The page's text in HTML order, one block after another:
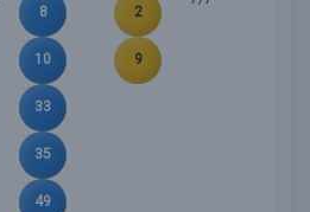
8
10
33
35
49
2
9